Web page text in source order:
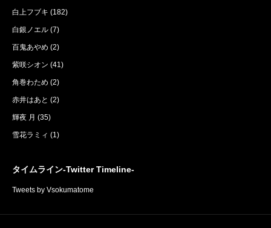
白上フブキ (182)
白銀ノエル (7)
百鬼あやめ (2)
紫咲シオン (41)
角巻わため (2)
赤井はあと (2)
輝夜 月 (35)
雪花ラミィ (1)
タイムライン-Twitter Timeline-
Tweets by Vsokumatome